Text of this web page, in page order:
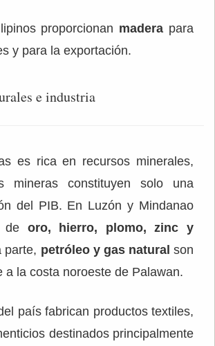
proporcionan madera para
y para la exportación.
e industria
es rica en recursos minerales,
mineras constituyen solo una
del PIB. En Luzón y Mindanao
de oro, hierro, plomo, zinc y
parte, petróleo y gas natural son
a la costa noroeste de Palawan.
país fabrican productos textiles,
destinados principalmente